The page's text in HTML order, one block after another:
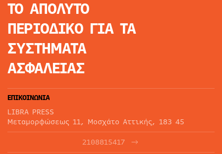
ΤΟ ΑΠΟΛΥΤΟ
ΠΕΡΙΟΔΙΚΟ ΓΙΑ ΤΑ
ΣΥΣΤΗΜΑΤΑ
ΑΣΦΑΛΕΙΑΣ
ΕΠΙΚΟΙΝΩΝΙΑ
LIBRA PRESS
Μεταμορφώσεως 11, Μοσχάτο Αττικής, 183 45
2108815417